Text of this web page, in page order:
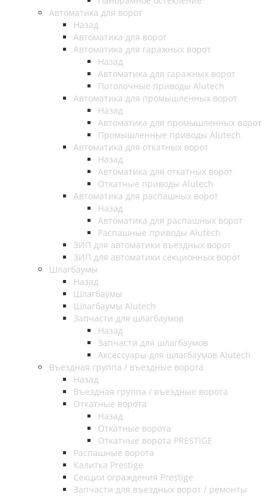
Автоматика для ворот
Назад
Автоматика для ворот
Автоматика для гаражных ворот
Назад
Автоматика для гаражных ворот
Потолочные приводы Alutech
Автоматика для промышленных ворот
Назад
Автоматика для промышленных ворот
Промышленные приводы Alutech
Автоматика для откатных ворот
Назад
Автоматика для откатных ворот
Откатные приводы Alutech
Автоматика для распашных ворот
Назад
Автоматика для распашных ворот
Распашные приводы Alutech
ЗИП для автоматики въездных ворот
ЗИП для автоматики секционных ворот
Шлагбаумы
Назад
Шлагбаумы
Шлагбаумы Alutech
Запчасти для шлагбаумов
Назад
Запчасти для шлагбаумов
Аксессуары для шлагбаумов Alutech
Въездная группа / въездные ворота
Назад
Въездная группа / въездные ворота
Откатные ворота
Назад
Откатные ворота
Откатные ворота PRESTIGE
Распашные ворота
Калитка Prestige
Секции ограждения Prestige
Запчасти для въездных ворот / ремонты